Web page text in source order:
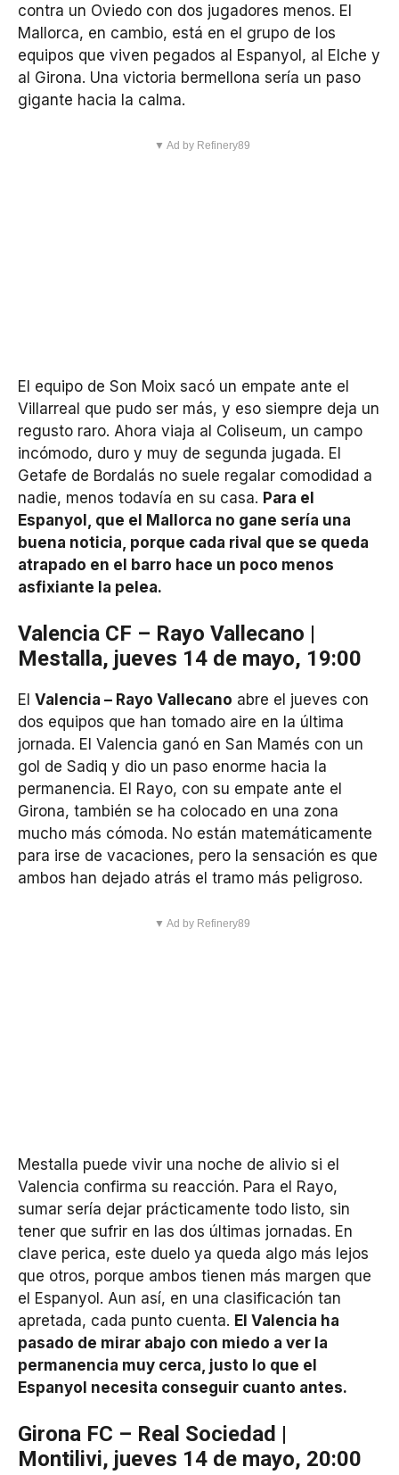
contra un Oviedo con dos jugadores menos. El
Mallorca, en cambio, está en el grupo de los
equipos que viven pegados al Espanyol, al Elche y
al Girona. Una victoria bermellona sería un paso
gigante hacia la calma.
▼ Ad by Refinery89
El equipo de Son Moix sacó un empate ante el
Villarreal que pudo ser más, y eso siempre deja un
regusto raro. Ahora viaja al Coliseum, un campo
incómodo, duro y muy de segunda jugada. El
Getafe de Bordalás no suele regalar comodidad a
nadie, menos todavía en su casa. Para el
Espanyol, que el Mallorca no gane sería una
buena noticia, porque cada rival que se queda
atrapado en el barro hace un poco menos
asfixiante la pelea.
Valencia CF – Rayo Vallecano |
Mestalla, jueves 14 de mayo, 19:00
El Valencia – Rayo Vallecano abre el jueves con
dos equipos que han tomado aire en la última
jornada. El Valencia ganó en San Mamés con un
gol de Sadiq y dio un paso enorme hacia la
permanencia. El Rayo, con su empate ante el
Girona, también se ha colocado en una zona
mucho más cómoda. No están matemáticamente
para irse de vacaciones, pero la sensación es que
ambos han dejado atrás el tramo más peligroso.
▼ Ad by Refinery89
Mestalla puede vivir una noche de alivio si el
Valencia confirma su reacción. Para el Rayo,
sumar sería dejar prácticamente todo listo, sin
tener que sufrir en las dos últimas jornadas. En
clave perica, este duelo ya queda algo más lejos
que otros, porque ambos tienen más margen que
el Espanyol. Aun así, en una clasificación tan
apretada, cada punto cuenta. El Valencia ha
pasado de mirar abajo con miedo a ver la
permanencia muy cerca, justo lo que el
Espanyol necesita conseguir cuanto antes.
Girona FC – Real Sociedad |
Montilivi, jueves 14 de mayo, 20:00